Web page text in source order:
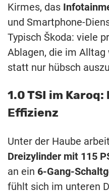
Kirmes, das
und Smartphone-
Typisch Škoda: viele
Ablagen, die im
statt nur hübsch
1.0 TSI im
Effizienz
Unter der Haube
Dreizylinder mit 115
an ein 6-Gang-
fühlt sich im unteren